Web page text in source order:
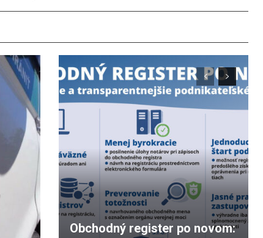
Obchodný register po novom: